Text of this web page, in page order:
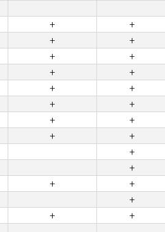
+ +
+ +
+ +
+ +
+ +
+ +
+ +
+ +
+
+
+ +
+
+ +